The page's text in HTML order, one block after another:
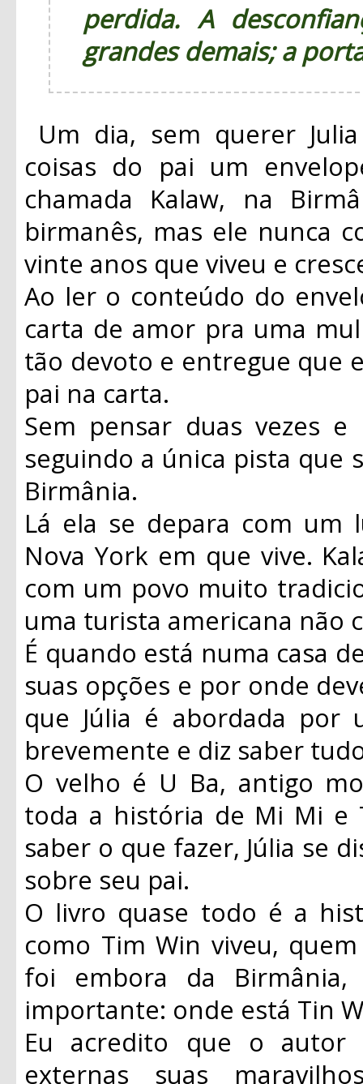
perdida. A
grandes demais; a
Um dia, sem querer
coisas do pai um
chamada Kalaw, na
birmanês, mas ele nunca
vinte anos que viveu e
Ao ler o conteúdo do
carta de amor pra uma
tão devoto e entregue que
pai na carta.
Sem pensar duas vezes
seguindo a única pista que
Birmânia.
Lá ela se depara com
Nova York em que vive.
com um povo muito
uma turista americana não
É quando está numa casa
suas opções e por onde
que Júlia é abordada por
brevemente e diz saber
O velho é U Ba, antigo
toda a história de Mi Mi e
saber o que fazer, Júlia se
sobre seu pai.
O livro quase todo é a
como Tim Win viveu,
foi embora da
importante: onde está Tin
Eu acredito que o autor
externas suas